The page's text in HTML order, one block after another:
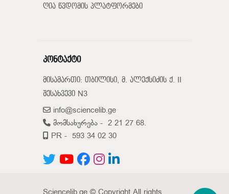
ღია წვდომის პლატფორმები
კონტაქტი
მისამართი: თბილისი, მ. ალექსიძის ქ. II
შესახვევი N3
info@sciencelib.ge
მომსახურება - 2 21 27 68.
PR - 593 34 02 30